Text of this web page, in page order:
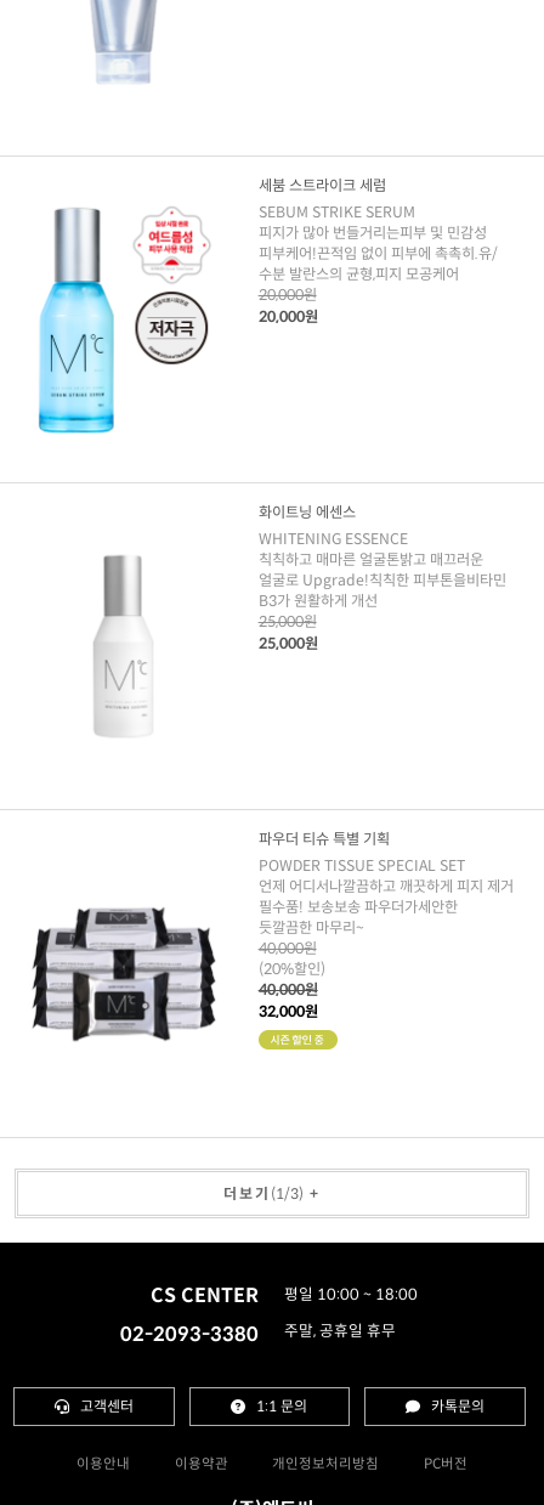
세붐 스트라이크 세럼
SEBUM STRIKE SERUM
피지가 많아 번들거리는피부 및 민감성
피부케어!끈적임 없이 피부에 촉촉히.유/
수분 발란스의 균형,피지 모공케어
20,000원
20,000원
화이트닝 에센스
WHITENING ESSENCE
칙칙하고 매마른 얼굴톤밝고 매끄러운
얼굴로 Upgrade!칙칙한 피부톤을비타민
B3가 원활하게 개선
25,000원
25,000원
파우더 티슈 특별 기획
POWDER TISSUE SPECIAL SET
언제 어디서나깔끔하고 깨끗하게 피지 제거
필수품! 보송보송 파우더가세안한
듯깔끔한 마무리~
40,000원
(20%할인)
40,000원
32,000원
더보기 (1/3) +
CS CENTER
02-2093-3380
평일 10:00 ~ 18:00
주말, 공휴일 휴무
고객센터 1:1 문의 카톡문의
이용안내 이용약관 개인정보처리방침 PC버전